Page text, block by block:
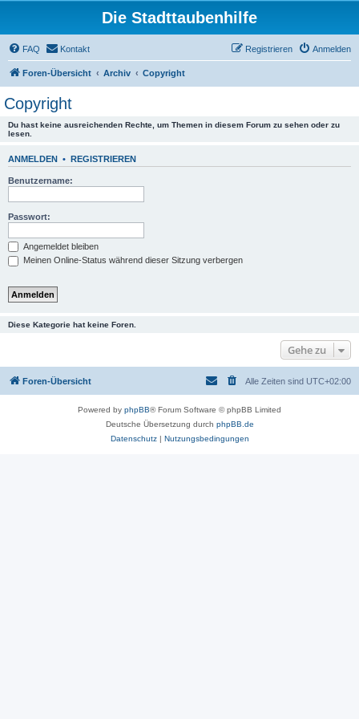
Die Stadttaubenhilfe
FAQ Kontakt Anmelden
Registrieren
Foren-Übersicht Archiv Copyright
Copyright
Du hast keine ausreichenden Rechte, um Themen in diesem Forum zu sehen oder zu
lesen.
ANMELDEN • REGISTRIEREN
Benutzername:
Passwort:
Angemeldet bleiben
Meinen Online-Status während dieser Sitzung verbergen
Diese Kategorie hat keine Foren.
Gehe zu
Foren-Übersicht Alle Zeiten sind UTC+02:00
Powered by phpBB® Forum Software © phpBB Limited
Deutsche Übersetzung durch phpBB.de
Datenschutz| Nutzungsbedingungen